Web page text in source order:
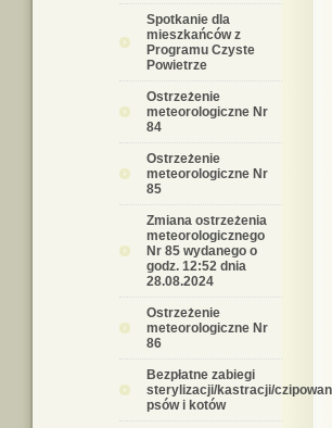
Spotkanie dla
mieszkańców z
Programu Czyste
Powietrze
Ostrzeżenie
meteorologiczne Nr
84
Ostrzeżenie
meteorologiczne Nr
85
Zmiana ostrzeżenia
meteorologicznego
Nr 85 wydanego o
godz. 12:52 dnia
28.08.2024
Ostrzeżenie
meteorologiczne Nr
86
Bezpłatne zabiegi
sterylizacji/kastracji/
psów i kotów